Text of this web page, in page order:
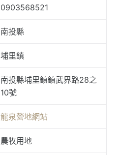
0903568521
南投縣
埔里鎮
南投縣埔里鎮鎮武界路28之
10號
龍泉營地網站
農牧用地